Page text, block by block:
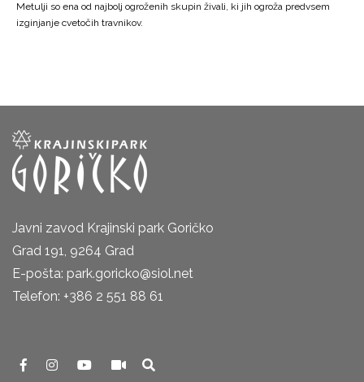
Metulji so ena od najbolj ogroženih skupin živali, ki jih ogroža predvsem
izginjanje cvetočih travnikov.
Javni zavod Krajinski park Goričko
Grad 191, 9264 Grad
E-pošta: park.goricko@siol.net
Telefon: +386 2 551 88 61